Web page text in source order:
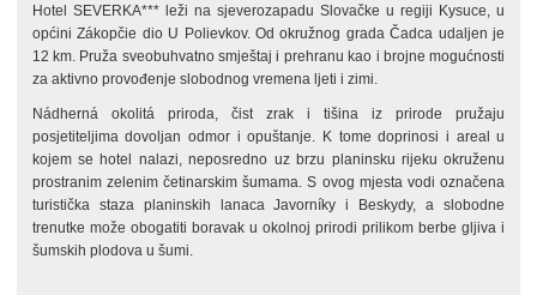
Hotel SEVERKA*** leži na sjeverozapadu Slovačke u regiji Kysuce, u
općini Zákopčie dio U Polievkov. Od okružnog grada Čadca udaljen je
12 km. Pruža sveobuhvatno smještaj i prehranu kao i brojne mogućnosti
za aktivno provođenje slobodnog vremena ljeti i zimi.
Nádherná okolitá priroda, čist zrak i tišina iz prirode pružaju
posjetiteljima dovoljan odmor i opuštanje. K tome doprinosi i areal u
kojem se hotel nalazi, neposredno uz brzu planinsku rijeku okruženu
prostranim zelenim četinarskim šumama. S ovog mjesta vodi označena
turistička staza planinskih lanaca Javorníky i Beskydy, a slobodne
trenutke može obogatiti boravak u okolnoj prirodi prilikom berbe gljiva i
šumskih plodova u šumi.